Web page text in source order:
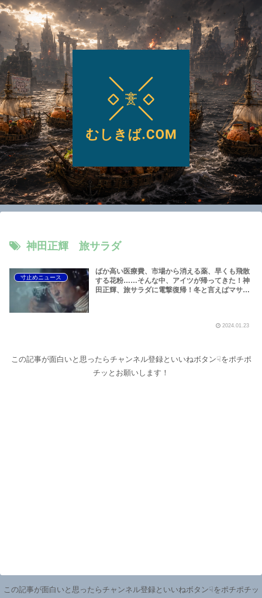
神田正輝 旅サラダ
寸止めニュース
ばか高い医療費、市場から消える薬、早くも飛散
する花粉……そんな中、アイツが帰ってきた！神
田正輝、旅サラダに電撃復帰！冬と言えばマサ
2024.01.23
この記事が面白いと思ったらチャンネル登録といいねボタン☟をポチポ
チッとお願いします！
この記事が面白いと思ったらチャンネル登録といいねボタン☟をポチポチッ